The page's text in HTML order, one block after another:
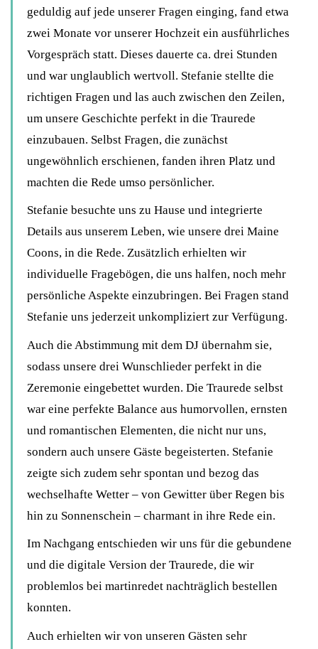
geduldig auf jede unserer Fragen einging, fand etwa
zwei Monate vor unserer Hochzeit ein ausführliches
Vorgespräch statt. Dieses dauerte ca. drei Stunden
und war unglaublich wertvoll. Stefanie stellte die
richtigen Fragen und las auch zwischen den Zeilen,
um unsere Geschichte perfekt in die Traurede
einzubauen. Selbst Fragen, die zunächst
ungewöhnlich erschienen, fanden ihren Platz und
machten die Rede umso persönlicher.
Stefanie besuchte uns zu Hause und integrierte
Details aus unserem Leben, wie unsere drei Maine
Coons, in die Rede. Zusätzlich erhielten wir
individuelle Fragebögen, die uns halfen, noch mehr
persönliche Aspekte einzubringen. Bei Fragen stand
Stefanie uns jederzeit unkompliziert zur Verfügung.
Auch die Abstimmung mit dem DJ übernahm sie,
sodass unsere drei Wunschlieder perfekt in die
Zeremonie eingebettet wurden. Die Traurede selbst
war eine perfekte Balance aus humorvollen, ernsten
und romantischen Elementen, die nicht nur uns,
sondern auch unsere Gäste begeisterten. Stefanie
zeigte sich zudem sehr spontan und bezog das
wechselhafte Wetter – von Gewitter über Regen bis
hin zu Sonnenschein – charmant in ihre Rede ein.
Im Nachgang entschieden wir uns für die gebundene
und die digitale Version der Traurede, die wir
problemlos bei martinredet nachträglich bestellen
konnten.
Auch erhielten wir von unseren Gästen sehr